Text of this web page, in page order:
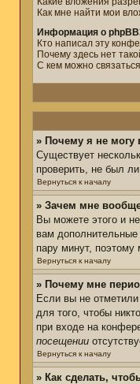
Как мне найти мои
Информация о
Кто написал эту
Почему здесь нет
С кем можно
» Почему я не могу
Существует
проверить, не был
Вернуться к началу
» Зачем мне
Вы можете этого и
вам
пару минут,
Вернуться к началу
» Почему мне
Если вы не
для того, чтобы
при входе на
посещении
Вернуться к началу
» Как сделать,